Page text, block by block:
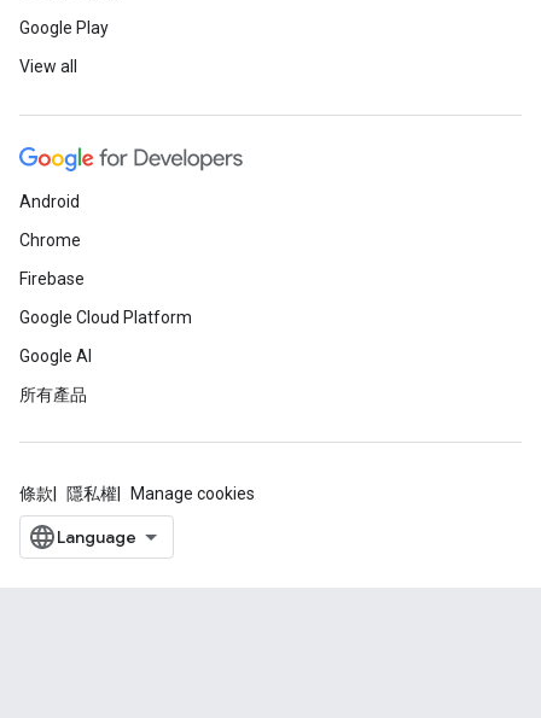
Google Play
View all
Android
Chrome
Firebase
Google Cloud Platform
Google AI
所有產品
條款 隱私權 Manage cookies